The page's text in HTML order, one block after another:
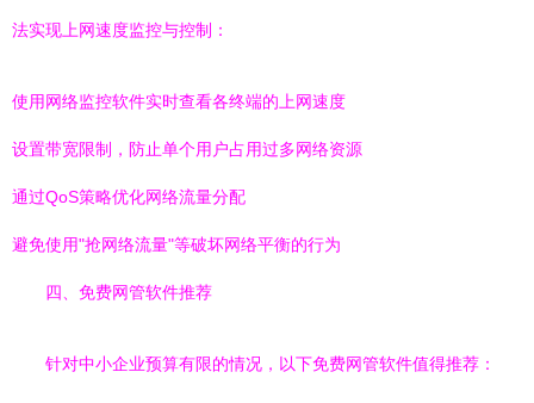
法实现上网速度监控与控制：
使用网络监控软件实时查看各终端的上网速度
设置带宽限制，防止单个用户占用过多网络资源
通过QoS策略优化网络流量分配
避免使用"抢网络流量"等破坏网络平衡的行为
四、免费网管软件推荐
针对中小企业预算有限的情况，以下免费网管软件值得推荐：